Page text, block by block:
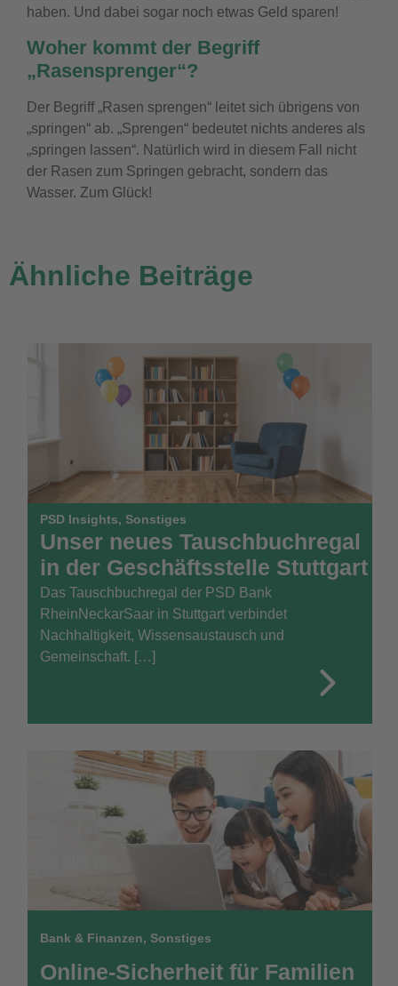
haben. Und dabei sogar noch etwas Geld sparen!
Woher kommt der Begriff
„Rasensprenger“?
Der Begriff „Rasen sprengen“ leitet sich übrigens von
„springen“ ab. „Sprengen“ bedeutet nichts anderes als
„springen lassen“. Natürlich wird in diesem Fall nicht
der Rasen zum Springen gebracht, sondern das
Wasser. Zum Glück!
Ähnliche Beiträge
PSD Insights, Sonstiges
Unser neues Tauschbuchregal
in der Geschäftsstelle Stuttgart
Das Tauschbuchregal der PSD Bank
RheinNeckarSaar in Stuttgart verbindet
Nachhaltigkeit, Wissensaustausch und
Gemeinschaft. […]
Bank & Finanzen, Sonstiges
Online-Sicherheit für Familien